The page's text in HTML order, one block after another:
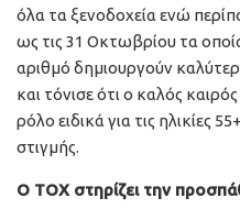
όλα τα ξενοδοχεία ενώ
ως τις 31 Οκτωβρίου τα
αριθμό δημιουργούν
και τόνισε ότι ο καλός
ρόλο ειδικά για τις ηλικίες
στιγμής.
Ο ΤΟΧ στηρίζει την